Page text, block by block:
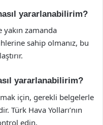
yararlanabilirim?
yakın zamanda
sahip olmanız, bu
yararlanabilirim?
için, gerekli belgelerle
Türk Hava Yolları’nın
edin.